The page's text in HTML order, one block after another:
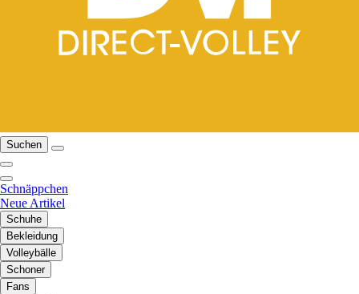
Suchen
Schnäppchen
Neue Artikel
Schuhe
Bekleidung
Volleybälle
Schoner
Fans